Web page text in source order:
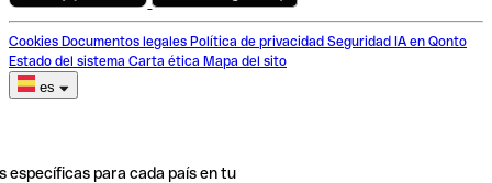
Cookies Documentos legales Política de privacidad Seguridad IA en Qonto
Estado del sistema Carta ética Mapa del sito
es
específicas para cada país en tu